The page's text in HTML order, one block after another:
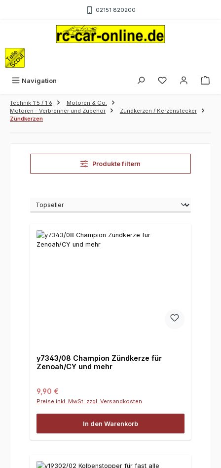
02151 820200
Navigation
Technik 1:5 / 1:6
Motoren & Co.
Motoren - Verbrenner und Zubehör
Zündkerzen / Kerzenstecker
Zündkerzen
Produkte filtern
y7343/08 Champion Zündkerze für
Zenoah/CY und mehr
Regulärer Preis:
9,90 €
Preise inkl. MwSt. zzgl. Versandkosten
In den Warenkorb